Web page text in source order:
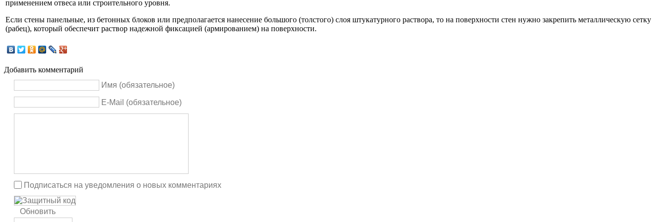
применением отвеса или строительного уровня.
Если стены панельные, из бетонных блоков или предполагается нанесение большого (толстого) слоя штукатурного раствора, то на поверхности стен нужно закрепить металлическую сетку
(рабец), который обеспечит раствор надежной фиксацией (армированием) на поверхности.
Добавить комментарий
Имя (обязательное)
E-Mail (обязательное)
Подписаться на уведомления о новых комментариях
Обновить